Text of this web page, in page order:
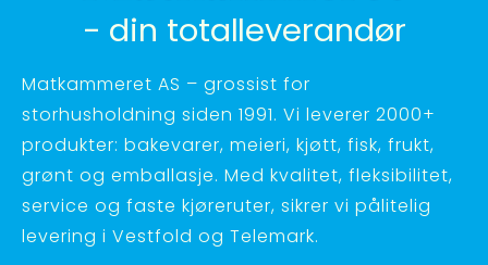
- din totalleverandør
Matkammeret AS – grossist for
storhusholdning siden 1991. Vi leverer 2000+
produkter: bakevarer, meieri, kjøtt, fisk, frukt,
grønt og emballasje. Med kvalitet, fleksibilitet,
service og faste kjøreruter, sikrer vi pålitelig
levering i Vestfold og Telemark.